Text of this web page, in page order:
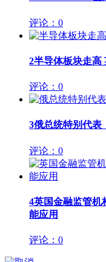
评论：0
2半导体板块走高
评论：0
3俄总统特别代表
评论：0
4英国金融监管机
能应用
评论：0